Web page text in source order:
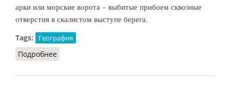
арки или морские ворота – выбитые прибоем сквозные
отверстия в скалистом выступе берега.
Tags: География
Подробнее